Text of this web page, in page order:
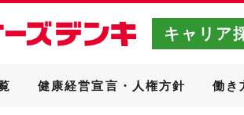
キャリア
健康経営宣言・人権方針 働き